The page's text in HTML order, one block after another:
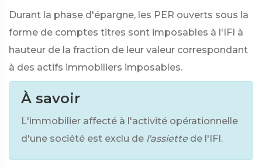
Durant la phase d'épargne, les PER ouverts sous la
forme de comptes titres sont imposables à l'IFI à
hauteur de la fraction de leur valeur correspondant
à des actifs immobiliers imposables.
À savoir
L'immobilier affecté à l'activité opérationnelle
d'une société est exclu de l'assiette de l'IFI.